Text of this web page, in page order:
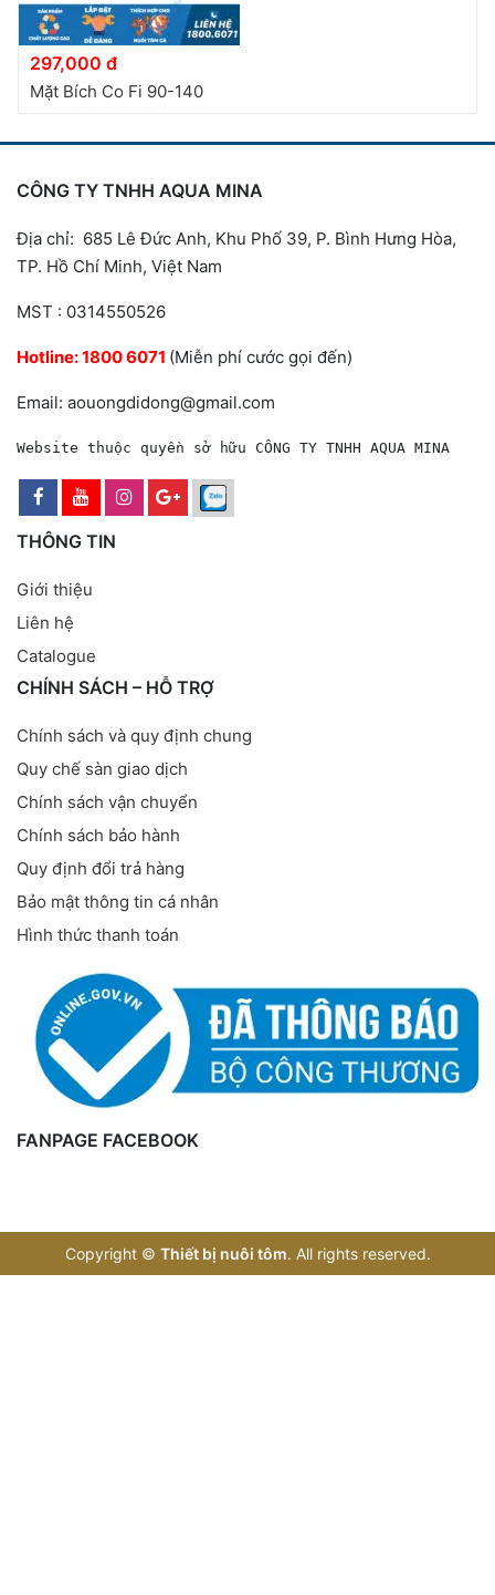
297,000 đ
Mặt Bích Co Fi 90-140
CÔNG TY TNHH AQUA MINA
Địa chỉ: 685 Lê Đức Anh, Khu Phố 39, P. Bình Hưng Hòa,
TP. Hồ Chí Minh, Việt Nam
MST : 0314550526
Hotline:1800 6071 (Miễn phí cước gọi đến)
Email: aouongdidong@gmail.com
Website thuộc quyền sở hữu CÔNG TY TNHH AQUA MINA
THÔNG TIN
Giới thiệu
Liên hệ
Catalogue
CHÍNH SÁCH – HỖ TRỢ
Chính sách và quy định chung
Quy chế sàn giao dịch
Chính sách vận chuyển
Chính sách bảo hành
Quy định đổi trả hàng
Bảo mật thông tin cá nhân
Hình thức thanh toán
FANPAGE FACEBOOK
Copyright © Thiết bị nuôi tôm. All rights reserved.